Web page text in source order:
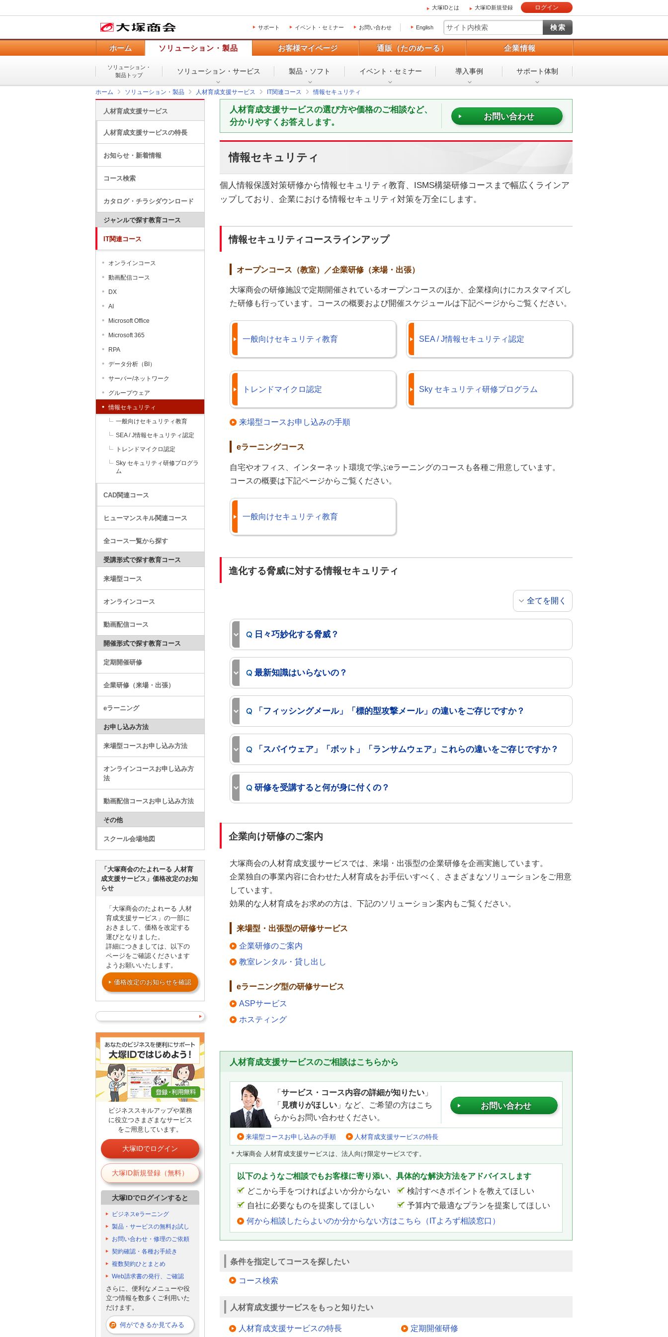
大塚IDとは 大塚ID新規登録 ログイン
サポート イベント・セミナー お問い合わせ English
ホーム ソリューション・製品 お客様マイページ 通販（たのめーる） 企業情報
ソリューション・
製品トップ
ソリューション・ サービス 製品・ソフト イベント・ セミナー 導入事例 サポート体制
ホーム ソリューション・製品 人材育成支援サービス IT関連コース 情報セキュリティ
人材育成支援サービスの選び方や価格のご相談など、
分かりやすくお答えします。
お問い合わせ
情報セキュリティ
個人情報保護対策研修から情報セキュリティ教育、ISMS構築研修コースまで幅広くラインア
ップしており、企業における情報セキュリティ対策を万全にします。
情報セキュリティコースラインアップ
オープンコース（教室）／企業研修（来場・出張）
大塚商会の研修施設で定期開催されているオープンコースのほか、企業様向けにカスタマイズし
た研修も行っています。コースの概要および開催スケジュールは下記ページからご覧ください。
一般向けセキュリティ教育 SEA / J情報セキュリティ認定
トレンドマイクロ認定 Sky セキュリティ研修プログラム
来場型コースお申し込みの手順
eラーニングコース
自宅やオフィス、インターネット環境で学ぶeラーニングのコースも各種ご用意しています。
コースの概要は下記ページからご覧ください。
一般向けセキュリティ教育
進化する脅威に対する情報セキュリティ
全てを開く
日々巧妙化する脅威？
最新知識はいらないの？
「フィッシングメール」「標的型攻撃メール」の違いをご存じですか？
「スパイウェア」「ボット」「ランサムウェア」これらの違いをご存じですか？
研修を受講すると何が身に付くの？
企業向け研修のご案内
大塚商会の人材育成支援サービスでは、来場・出張型の企業研修を企画実施しています。
企業独自の事業内容に合わせた人材育成をお手伝いすべく、さまざまなソリューションをご用意
しています。
効果的な人材育成をお求めの方は、下記のソリューション案内もご覧ください。
来場型・出張型の研修サービス
企業研修のご案内
教室レンタル・貸し出し
eラーニング型の研修サービス
ASPサービス
ホスティング
人材育成支援サービスのご相談はこちらから
「 サービス・コース内容の詳細が知りたい 」
「 見積りがほしい 」など、ご希望の方はこち
らからお問い合わせください。
お問い合わせ
来場型コースお申し込みの手順 人材育成支援サービスの特長
＊大塚商会 人材育成支援サービスは、法人向け限定サービスです。
以下のようなご相談でもお客様に寄り添い、具体的な解決方法をアドバイスします
どこから手をつければよいか分からない
検討すべきポイントを教えてほしい
自社に必要なものを提案してほしい
予算内で最適なプランを提案してほしい
何から相談したらよいのか分からない方はこちら（ITよろず相談窓口）
条件を指定してコースを探したい
コース検索
人材育成支援サービスをもっと知りたい
人材育成支援サービスの特長 定期開催研修
人材育成支援サービス
人材育成支援サービスの特長
お知らせ・新着情報
コース検索
カタログ・チラシダウンロード
ジャンルで探す教育コース
IT関連コース
オンラインコース
動画配信コース
DX
AI
Microsoft Office
Microsoft 365
RPA
データ分析（BI）
サーバー/ネットワーク
グループウェア
情報セキュリティ
一般向けセキュリティ教育
SEA / J情報セキュリティ認定
トレンドマイクロ認定
Sky セキュリティ研修プログラ
ム
CAD関連コース
ヒューマンスキル関連コース
全コース一覧から探す
受講形式で探す教育コース
来場型コース
オンラインコース
動画配信コース
開催形式で探す教育コース
定期開催研修
企業研修（来場・出張）
eラーニング
お申し込み方法
来場型コースお申し込み方法
オンラインコースお申し込み方
法
動画配信コースお申し込み方法
その他
スクール会場地図
「大塚商会のたよれーる 人材育
成支援サービス」価格改定のお知
らせ
「大塚商会のたよれーる 人材
育成支援サービス」の一部に
おきまして、価格を改定する
運びとなりました。
詳細につきましては、以下の
ページをご確認くださいます
ようお願いいたします。
価格改定のお知らせを確認
ビジネススキルアップや業務
に役立つさまざまなサービス
をご用意しています。
大塚IDでログイン
大塚ID新規登録（無料）
大塚IDでログインすると
ビジネスeラーニング
製品・サービスの無料お試し
お問い合わせ・修理のご依頼
契約確認・各種お手続き
複数契約ひとまとめ
Web請求書の発行、ご確認
さらに、便利なメニューや役
立つ情報を数多くご利用いた
だけます。
何ができるか見てみる